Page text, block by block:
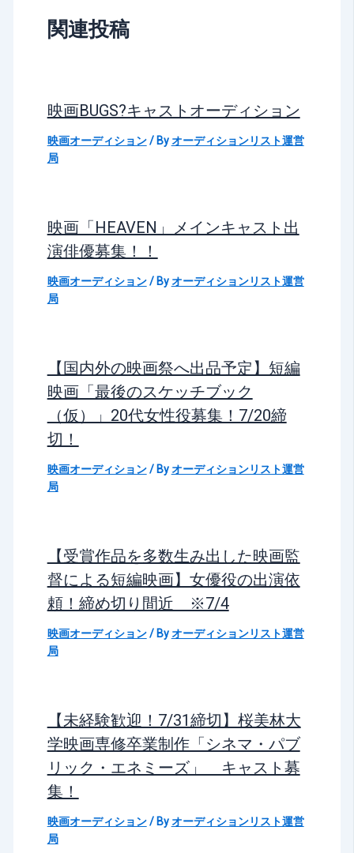
関連投稿
映画BUGS?キャストオーディション
映画オーディション/ Byオーディションリスト運営
局
映画「HEAVEN」メインキャスト出
演俳優募集！！
映画オーディション/ Byオーディションリスト運営
局
【国内外の映画祭へ出品予定】短編
映画「最後のスケッチブック
（仮）」20代女性役募集！7/20締
切！
映画オーディション/ Byオーディションリスト運営
局
【受賞作品を多数生み出した映画監
督による短編映画】女優役の出演依
頼！締め切り間近 ※7/4
映画オーディション/ Byオーディションリスト運営
局
【未経験歓迎！7/31締切】桜美林大
学映画専修卒業制作「シネマ・パブ
リック・エネミーズ」 キャスト募
集！
映画オーディション/ Byオーディションリスト運営
局